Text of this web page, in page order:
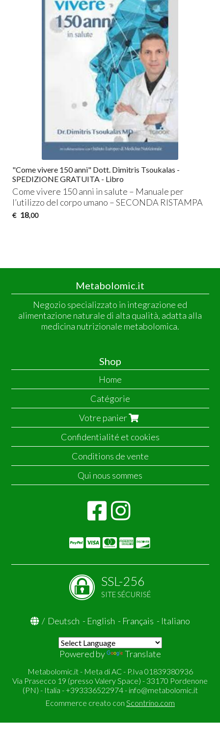
"Come vivere 150 anni" Dott. Dimitris Tsoukalas -
SPEDIZIONE GRATUITA - Libro
Come vivere 150 anni in salute – Manuale per
l’utilizzo del corpo umano –SECONDA RISTAMPA
€ 18,00
Metabolomic.it
Negozio specializzato in integrazione ed
alimentazione naturale di alta qualità, adatta alla
medicina nutrizionale metabolomica.
Shop
Home
Catégorie
Votre panier
Confidentialité et cookies
Conditions de vente
Qui nous sommes
SSL-256
SITE SÉCURISÉ
/ Deutsch - English - Français - Italiano
Powered by Translate
Metabolomic.it - Meta di AC - P.Iva 01839380936
Via Prasecco 19 (presso Valery Space) - 33170 Pordenone
(PN) - Italia - +393336522974 - info@metabolomic.it
Ecommerce creato con Scontrino.com